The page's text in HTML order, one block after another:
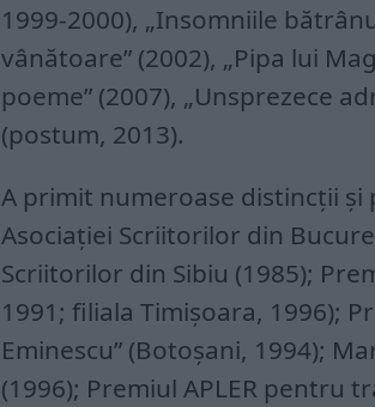
1999-2000), „Insomniile
vânătoare” (2002), „Pipa lui
poeme” (2007), „Unsprezece
(postum, 2013).
A primit numeroase distincţii
Asociaţiei Scriitorilor din
Scriitorilor din Sibiu (1985);
1991; filiala Timişoara, 1996);
Eminescu” (Botoşani, 1994);
(1996); Premiul APLER pentru